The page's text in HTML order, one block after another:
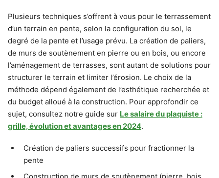
Plusieurs techniques s’offrent à vous pour le terrassement
d’un terrain en pente, selon la configuration du sol, le
degré de la pente et l’usage prévu. La création de paliers,
de murs de soutènement en pierre ou en bois, ou encore
l’aménagement de terrasses, sont autant de solutions pour
structurer le terrain et limiter l’érosion. Le choix de la
méthode dépend également de l’esthétique recherchée et
du budget alloué à la construction. Pour approfondir ce
sujet, consultez notre guide sur Le salaire du plaquiste :
grille, évolution et avantages en 2024.
Création de paliers successifs pour fractionner la
pente